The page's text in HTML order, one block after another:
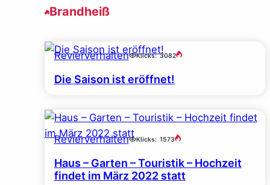
Brandheiß
Revierverhalten Klicks: 3082
Die Saison ist eröffnet!
Revierverhalten Klicks: 1573
Haus – Garten – Touristik – Hochzeit
findet im März 2022 statt